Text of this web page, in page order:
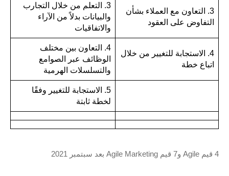
3. التعاون مع العملاء بشأن
التفاوض على العقود
3. التعلم من خلال التجارب
والبيانات بدلاً من الآراء
والاتفاقيات
4. الاستجابة للتغيير من خلال
اتباع خطة
4. التعاون بين مختلف
الوظائف عبر الصوامع
والتسلسلات الهرمية
5. الاستجابة للتغيير وفقًا
لخطة ثابتة
4 قيم Agile و7 قيم Agile Marketing بعد سبتمبر 2021